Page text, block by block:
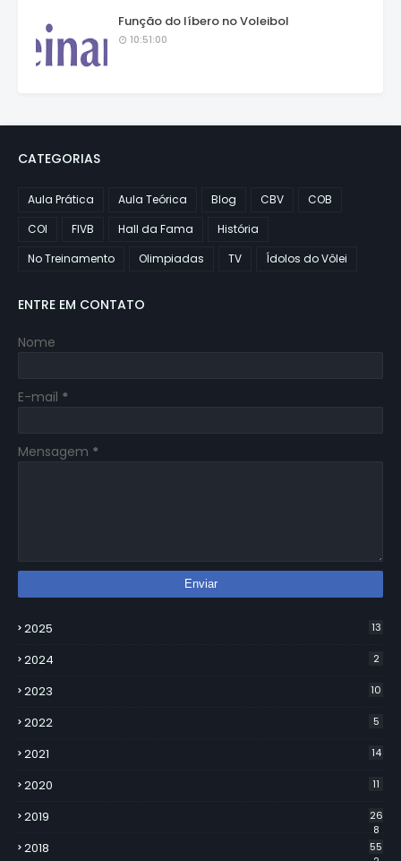
Função do líbero no Voleibol
10:51:00
CATEGORIAS
Aula Prática Aula Teórica Blog CBV
COB
COI
FIVB Hall da Fama
História
No Treinamento
Olimpiadas TV Ídolos do Vôlei
ENTRE EM CONTATO
Nome
E-mail *
Mensagem *
2025 13
2024 2
2023 10
2022 5
2021 14
2020 11
2019
26
8
2018
55